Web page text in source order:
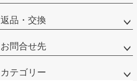
返品・交換
お問合せ先
カテゴリー